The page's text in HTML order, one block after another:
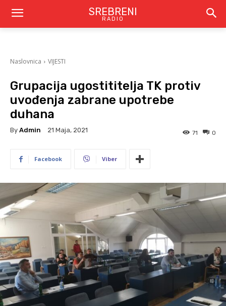
SREBRENI
RADIO
Naslovnica VIJESTI
Grupacija ugostititelja TK protiv
uvođenja zabrane upotrebe
duhana
By Admin 21 Maja, 2021 0
71
Facebook Viber